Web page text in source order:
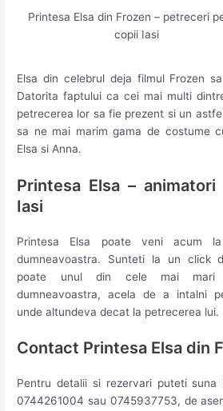
Printesa Elsa din Frozen – petreceri
copii Iasi
Elsa din celebrul deja filmul Frozen
Datorita faptului ca cei mai multi
petrecerea lor sa fie prezent si un
sa ne mai marim gama de costume
Elsa si Anna.
Printesa Elsa –
Iasi
Printesa Elsa poate veni acum la
dumneavoastra. Sunteti la un click
poate unul din cele mai mari
dumneavoastra, acela de a intalni
unde altundeva decat la petrecerea lui.
Contact Printesa Elsa din
Pentru detalii si rezervari puteti suna
0744261004 sau 0745937753, de